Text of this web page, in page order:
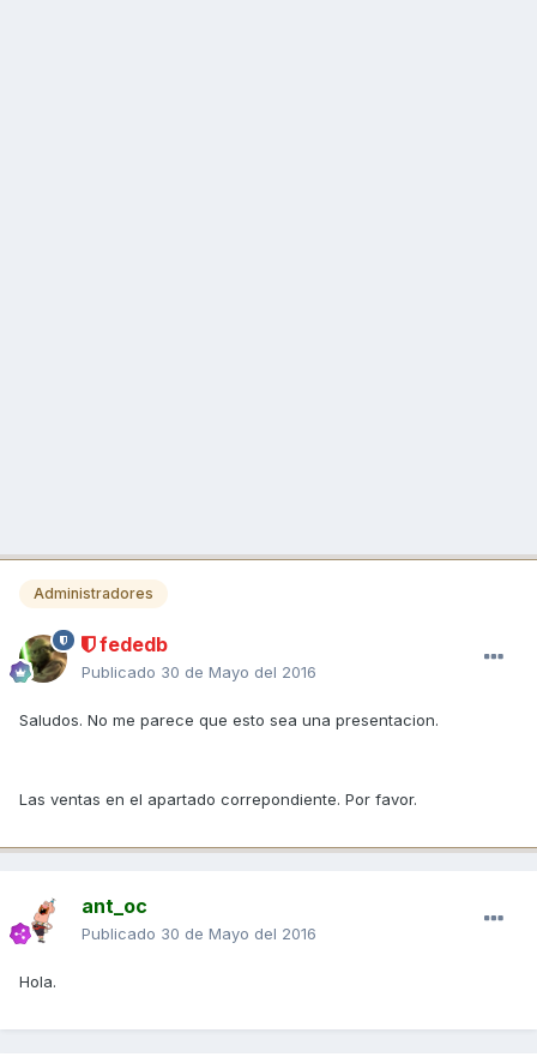
Administradores
fededb
Publicado 30 de Mayo del 2016
Saludos. No me parece que esto sea una presentacion.
Las ventas en el apartado correpondiente. Por favor.
ant_oc
Publicado 30 de Mayo del 2016
Hola.